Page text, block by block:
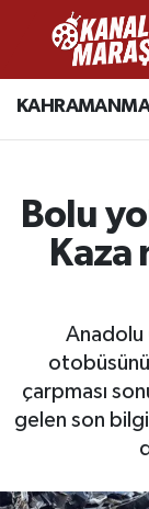
Bolu
Kaza
Anadolu
çarpması
gelen son
CANLI
SPOR
EKONOMİ
GÜNDEM
Süper Lig
Tüm
Son